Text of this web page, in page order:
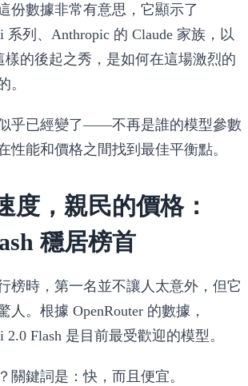
份數據非常有意思，它顯示了
系列、Anthropic 的 Claude 家族，以
樣的後起之秀，是如何在這場激烈的
。
乎已經變了——不再是誰的模型參數
性能和價格之間找到最佳平衡點。
度，親民的價格：
穩居榜首
榜時，第一名並不讓人太意外，但它
人。根據 OpenRouter 的數據，
2.0 Flash 是目前最受歡迎的模型。
關鍵詞是：快，而且便宜。